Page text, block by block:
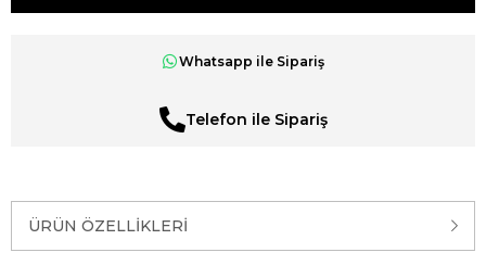
Whatsapp ile Sipariş
Telefon ile Sipariş
ÜRÜN ÖZELLIKLERI